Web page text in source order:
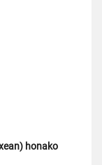
honako